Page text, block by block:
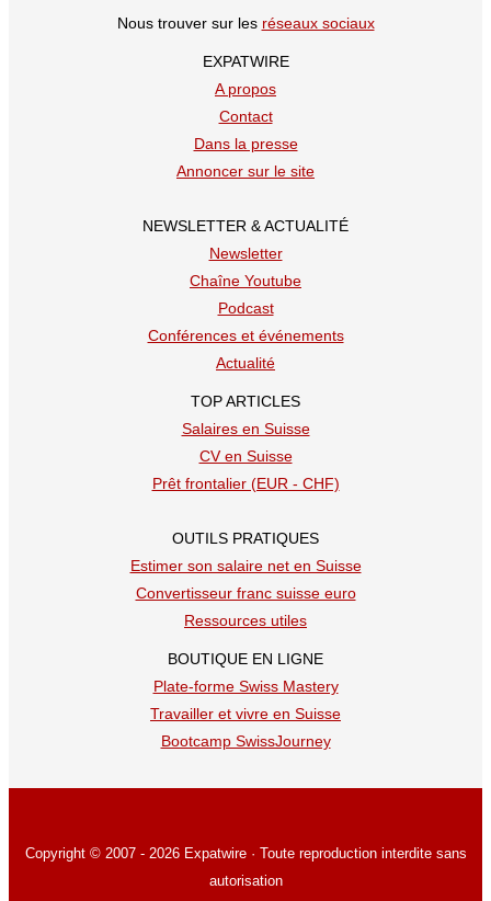
Nous trouver sur les réseaux sociaux
EXPATWIRE
A propos
Contact
Dans la presse
Annoncer sur le site
NEWSLETTER & ACTUALITÉ
Newsletter
Chaîne Youtube
Podcast
Conférences et événements
Actualité
TOP ARTICLES
Salaires en Suisse
CV en Suisse
Prêt frontalier (EUR - CHF)
OUTILS PRATIQUES
Estimer son salaire net en Suisse
Convertisseur franc suisse euro
Ressources utiles
BOUTIQUE EN LIGNE
Plate-forme Swiss Mastery
Travailler et vivre en Suisse
Bootcamp SwissJourney
Copyright © 2007 - 2026 Expatwire · Toute reproduction interdite sans
autorisation